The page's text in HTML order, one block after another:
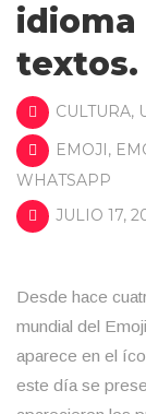
idioma
textos.
CULTURA,
EMOJI,
WHATSAPP
JULIO 17,
Desde hace
mundial del
aparece en el
este día se